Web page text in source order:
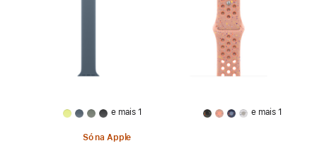
e mais 1
Só na Apple
e mais 1